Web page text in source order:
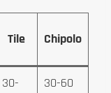
Tile Chipolo
30-
30-60